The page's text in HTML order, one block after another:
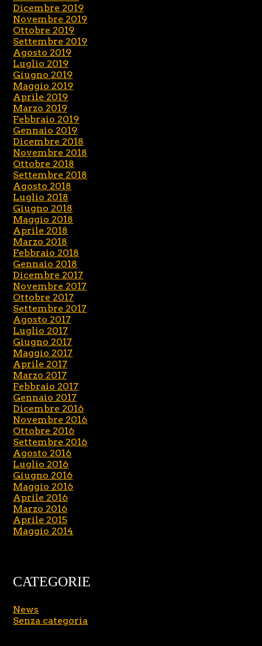
Dicembre 2019
Novembre 2019
Ottobre 2019
Settembre 2019
Agosto 2019
Luglio 2019
Giugno 2019
Maggio 2019
Aprile 2019
Marzo 2019
Febbraio 2019
Gennaio 2019
Dicembre 2018
Novembre 2018
Ottobre 2018
Settembre 2018
Agosto 2018
Luglio 2018
Giugno 2018
Maggio 2018
Aprile 2018
Marzo 2018
Febbraio 2018
Gennaio 2018
Dicembre 2017
Novembre 2017
Ottobre 2017
Settembre 2017
Agosto 2017
Luglio 2017
Giugno 2017
Maggio 2017
Aprile 2017
Marzo 2017
Febbraio 2017
Gennaio 2017
Dicembre 2016
Novembre 2016
Ottobre 2016
Settembre 2016
Agosto 2016
Luglio 2016
Giugno 2016
Maggio 2016
Aprile 2016
Marzo 2016
Aprile 2015
Maggio 2014
CATEGORIE
News
Senza categoria